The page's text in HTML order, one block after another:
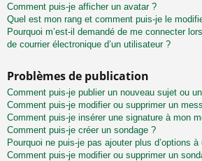
Comment puis-je afficher un avatar ?
Quel est mon rang et comment puis-je le
Pourquoi m’est-il demandé de me connecter
de courrier électronique d’un utilisateur ?
Problèmes de publication
Comment puis-je publier un nouveau sujet ou
Comment puis-je modifier ou supprimer un
Comment puis-je insérer une signature à mon
Comment puis-je créer un sondage ?
Pourquoi ne puis-je pas ajouter plus d’options à
Comment puis-je modifier ou supprimer un